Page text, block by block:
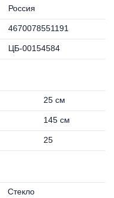
Россия
4670078551191
ЦБ-00154584
25 см
145 см
25
Стекло